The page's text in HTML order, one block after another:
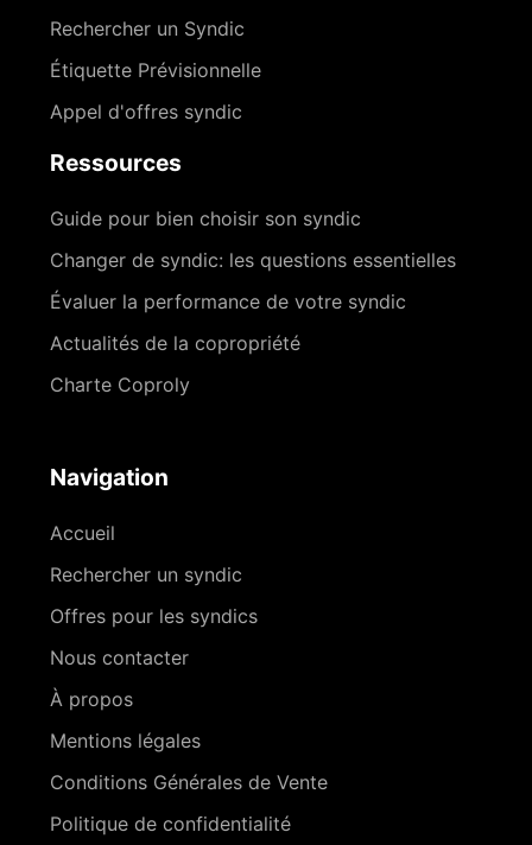
Rechercher un Syndic
Étiquette Prévisionnelle
Appel d'offres syndic
Ressources
Guide pour bien choisir son syndic
Changer de syndic: les questions essentielles
Évaluer la performance de votre syndic
Actualités de la copropriété
Charte Coproly
Navigation
Accueil
Rechercher un syndic
Offres pour les syndics
Nous contacter
À propos
Mentions légales
Conditions Générales de Vente
Politique de confidentialité